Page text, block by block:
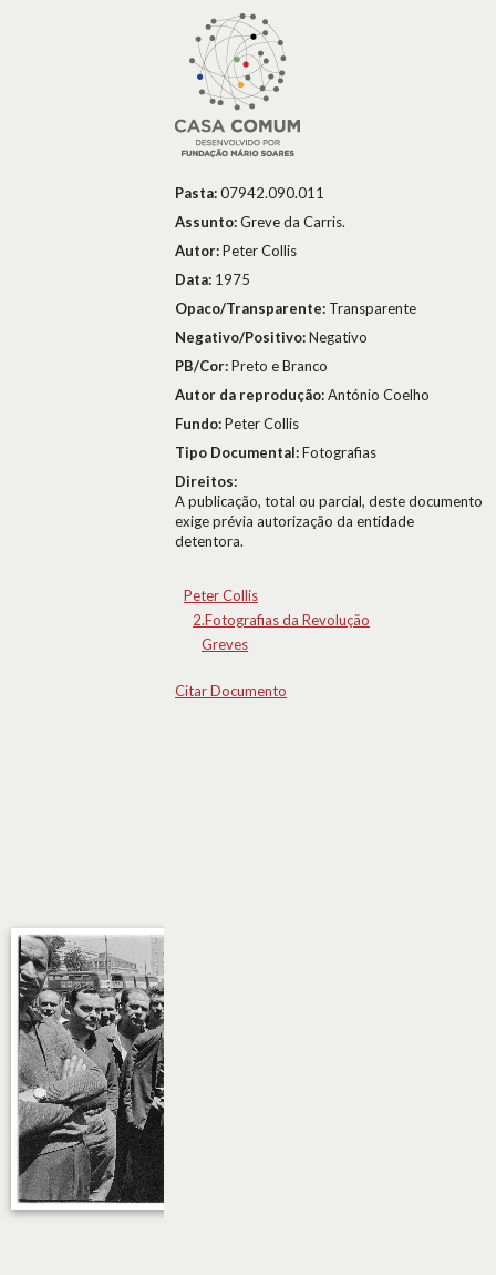
Pasta:07942.090.011
Assunto:Greve da Carris.
Autor:Peter Collis
Data: 1975
Opaco/Transparente: Transparente
Negativo/Positivo:Negativo
PB/Cor:Preto e Branco
Autor da reprodução:António Coelho
Fundo:Peter Collis
Tipo Documental:Fotografias
Direitos:
A publicação, total ou parcial, deste documento
exige prévia autorização da entidade
detentora.
Peter Collis
2.Fotografias da Revolução
Greves
Citar Documento